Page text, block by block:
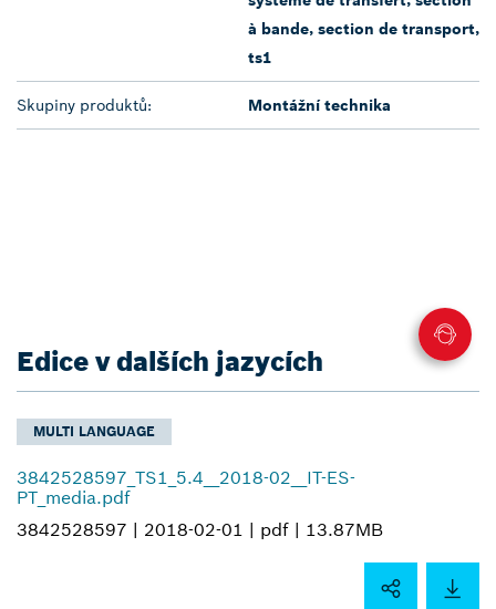
à bande, section de transport,
ts1
Skupiny produktů: Montážní technika
Edice v dalších jazycích
MULTI LANGUAGE
3842528597_TS1_5.4__2018-02__IT-ES-
PT_media.pdf
3842528597 | 2018-02-01 | pdf | 13.87MB